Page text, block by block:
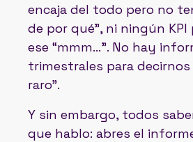
encaja del todo pero no
de por qué", ni ningún KPI
ese “mmm…". No hay
trimestrales para decirnos
raro".
Y sin embargo, todos
que hablo: abres el